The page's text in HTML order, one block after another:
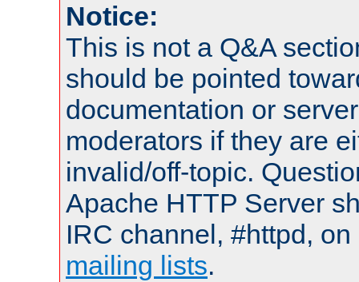
Notice:
This is not a Q&A
should be pointed
documentation or
moderators if they are
invalid/off-topic.
Apache HTTP Server
IRC channel, #httpd,
mailing lists.